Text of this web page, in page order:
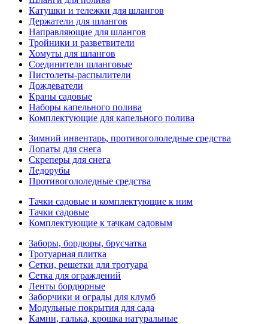
Катушки и тележки для шлангов
Держатели для шлангов
Направляющие для шлангов
Тройники и разветвители
Хомуты для шлангов
Соединители шланговые
Пистолеты-распылители
Дождеватели
Краны садовые
Наборы капельного полива
Комплектующие для капельного полива
Зимний инвентарь, противогололедные средства
Лопаты для снега
Скреперы для снега
Ледорубы
Противогололедные средства
Тачки садовые и комплектующие к ним
Тачки садовые
Комплектующие к тачкам садовым
Заборы, бордюры, брусчатка
Тротуарная плитка
Сетки, решетки для тротуара
Сетка для ограждений
Ленты бордюрные
Заборчики и ограды для клумб
Модульные покрытия для сада
Камни, галька, крошка натуральные